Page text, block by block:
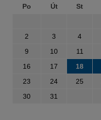
Po
Út St
2
3 4
9
10 11
16
17 18
23
24 25
30
31